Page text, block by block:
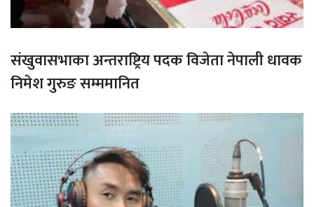
संखुवासभाका अन्तराष्ट्रिय पदक विजेता नेपाली धावक
निमेश गुरुङ सम्ममानित